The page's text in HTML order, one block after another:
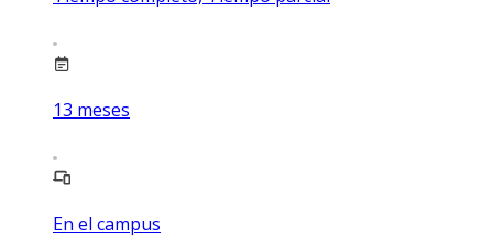
13 meses
En el campus